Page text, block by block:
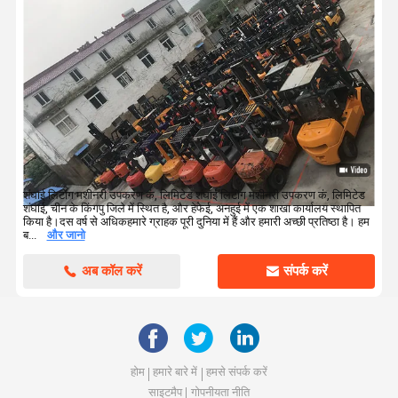
शंघाई लिटोंग मशीनरी उपकरण कं, लिमिटेड शंघाई लिटोंग मशीनरी उपकरण कं, लिमिटेड
शंघाई, चीन के किंगपु जिले में स्थित है, और हेफेई, अनहुई में एक शाखा कार्यालय स्थापित
किया है।दस वर्ष से अधिकहमारे ग्राहक पूरी दुनिया में हैं और हमारी अच्छी प्रतिष्ठा है। हम
ब...
और जानो
अब कॉल करें संपर्क करें
होम हमारे बारे में
हमसे संपर्क करें
साइटमैप
गोपनीयता नीति